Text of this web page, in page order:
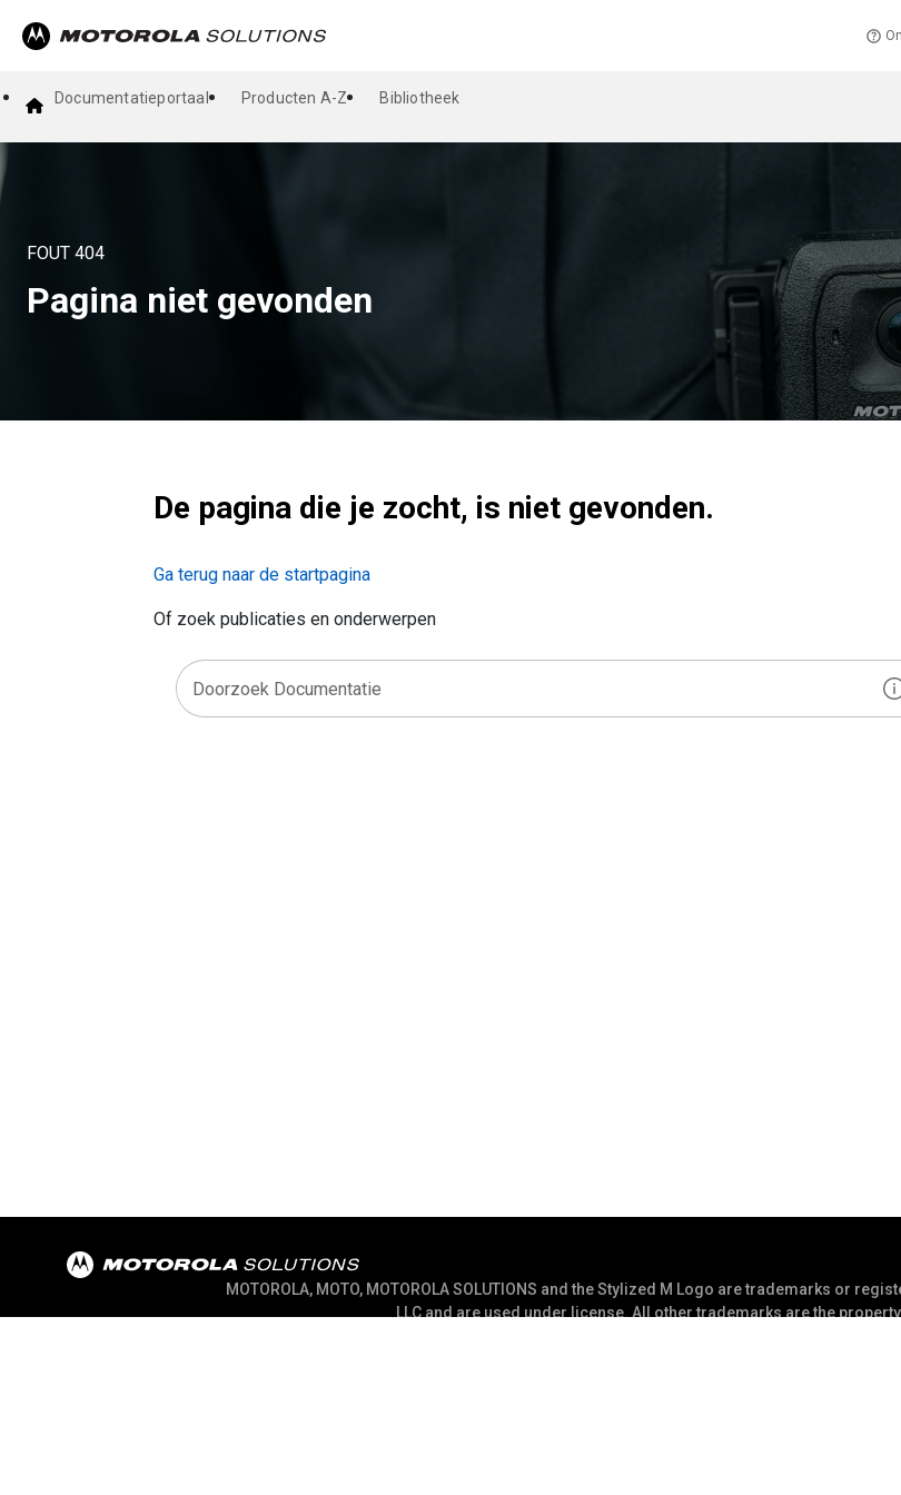
Documentatieportaal Producten A-Z Bibliotheek
FOUT 404
Pagina niet gevonden
De pagina die je zocht, is niet gevonden.
Ga terug naar de startpagina
Of zoek publicaties en onderwerpen
MOTOROLA, MOTO, MOTOROLA SOLUTIONS and the Stylized M Logo are trademarks or
LLC and are used under license. All other trademarks are the